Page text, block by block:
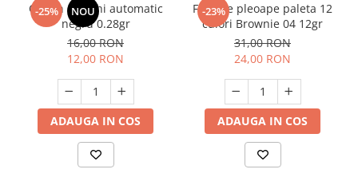
-25% NOU
Creion de ochi automatic
negru 0.28gr
16,00 RON
12,00 RON
ADAUGA IN COS
-23%
Fard de pleoape paleta 12
culori Brownie 04 12gr
31,00 RON
24,00 RON
ADAUGA IN COS